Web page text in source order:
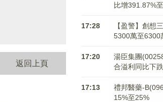
返回上頁
比增391.87%
17:28
【盈警】創想
5300萬至6300
17:20
湯臣集團
合溢利同比下
17:13
禮邦醫藥-
15%至25%